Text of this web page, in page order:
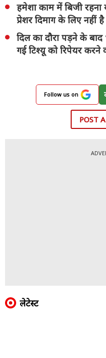
हमेशा काम में बिजी रहना
प्रेशर दिमाग के लिए नहीं
दिल का दौरा पड़ने के बाद
गई टिश्यू को रिपेयर करने
Follow us on
POST
लेटेस्ट